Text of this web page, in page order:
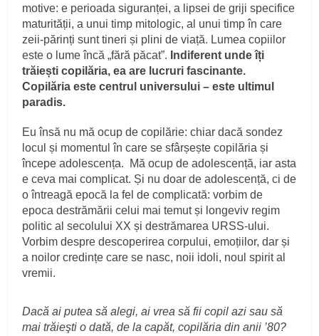
motive: e perioada siguranței, a lipsei de griji specifice
maturității, a unui timp mitologic, al unui timp în care
zeii-părinți sunt tineri și plini de viață. Lumea copiilor
este o lume încă „fără păcat”. Indiferent unde îți
trăiești copilăria, ea are lucruri fascinante.
Copilăria este centrul universului – este ultimul
paradis.
Eu însă nu mă ocup de copilărie: chiar dacă sondez
locul și momentul în care se sfârșește copilăria și
începe adolescența. Mă ocup de adolescență, iar asta
e ceva mai complicat. Și nu doar de adolescență, ci de
o întreagă epocă la fel de complicată: vorbim de
epoca destrămării celui mai temut și longeviv regim
politic al secolului XX și destrămarea URSS-ului.
Vorbim despre descoperirea corpului, emoțiilor, dar și
a noilor credințe care se nasc, noii idoli, noul spirit al
vremii.
Dacă ai putea să alegi, ai vrea să fii copil azi sau să
mai trăieşti o dată, de la capăt, copilăria din anii ’80?